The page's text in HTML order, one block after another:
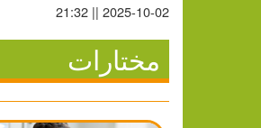
2025-10-02 || 21:32
مختارات